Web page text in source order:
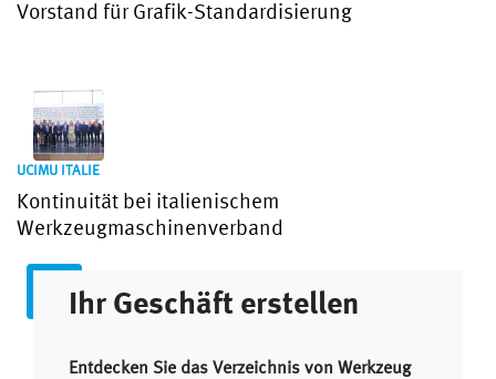
Vorstand für Grafik-Standardisierung
UCIMU ITALIE
Kontinuität bei italienischem
Werkzeugmaschinenverband
Ihr Geschäft erstellen
Entdecken Sie das Verzeichnis von Werkzeug